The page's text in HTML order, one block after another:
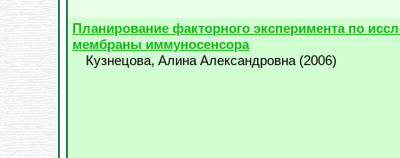
Планирование факторного эксперимента по
мембраны иммуносенсора
Кузнецова, Алина Александровна (2006)